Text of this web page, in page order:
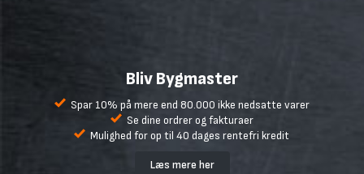
Bliv Bygmaster
Spar 10% på mere end 80.000 ikke nedsatte varer
Se dine ordrer og fakturaer
Mulighed for op til 40 dages rentefri kredit
Læs mere her